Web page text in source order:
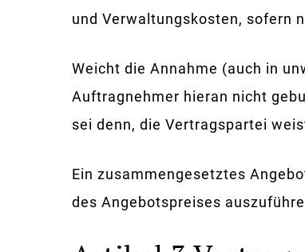
und Verwaltungskosten, sofern
Weicht die Annahme (auch in
Auftragnehmer hieran nicht
sei denn, die Vertragspartei
Ein zusammengesetztes
des Angebotspreises